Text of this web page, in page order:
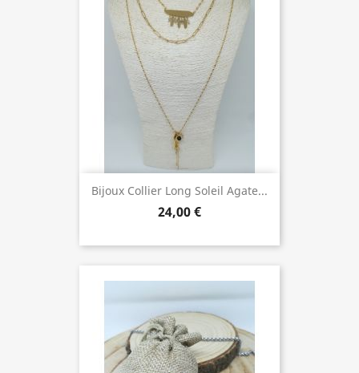
Bijoux Collier Long Soleil Agate...
24,00 €